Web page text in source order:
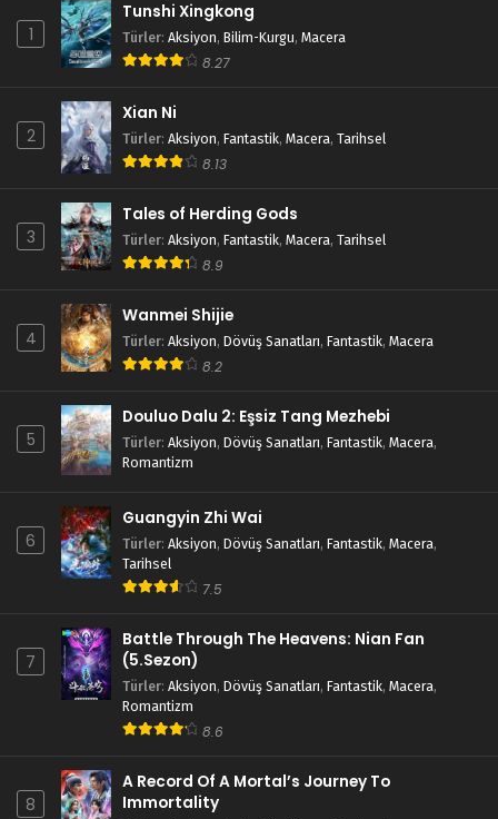
1
Tunshi Xingkong
Türler: Aksiyon, Bilim-Kurgu, Macera
8.27
2
Xian Ni
Türler: Aksiyon, Fantastik, Macera, Tarihsel
8.13
3
Tales of Herding Gods
Türler: Aksiyon, Fantastik, Macera, Tarihsel
8.9
4
Wanmei Shijie
Türler: Aksiyon, Dövüş Sanatları, Fantastik, Macera
8.2
5
Douluo Dalu 2: Eşsiz Tang Mezhebi
Türler: Aksiyon, Dövüş Sanatları, Fantastik, Macera,
Romantizm
6
Guangyin Zhi Wai
Türler: Aksiyon, Dövüş Sanatları, Fantastik, Macera,
Tarihsel
7.5
7
Battle Through The Heavens: Nian Fan
(5.Sezon)
Türler: Aksiyon, Dövüş Sanatları, Fantastik, Macera,
Romantizm
8.6
8
A Record Of A Mortal’s Journey To
Immortality